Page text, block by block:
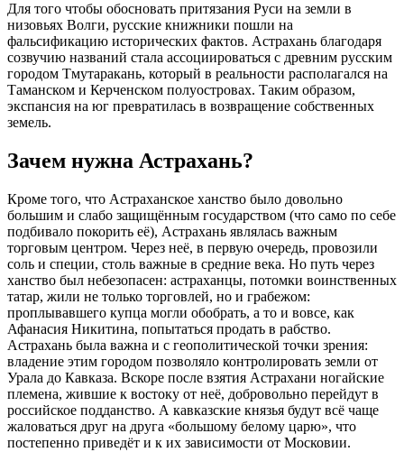
Для того чтобы обосновать притязания Руси на земли в
низовьях Волги, русские книжники пошли на
фальсификацию исторических фактов. Астрахань благодаря
созвучию названий стала ассоциироваться с древним русским
городом Тмутаракань, который в реальности располагался на
Таманском и Керченском полуостровах. Таким образом,
экспансия на юг превратилась в возвращение собственных
земель.
Зачем нужна Астрахань?
Кроме того, что Астраханское ханство было довольно
большим и слабо защищённым государством (что само по себе
подбивало покорить её), Астрахань являлась важным
торговым центром. Через неё, в первую очередь, провозили
соль и специи, столь важные в средние века. Но путь через
ханство был небезопасен: астраханцы, потомки воинственных
татар, жили не только торговлей, но и грабежом:
проплывавшего купца могли обобрать, а то и вовсе, как
Афанасия Никитина, попытаться продать в рабство.
Астрахань была важна и с геополитической точки зрения:
владение этим городом позволяло контролировать земли от
Урала до Кавказа. Вскоре после взятия Астрахани ногайские
племена, жившие к востоку от неё, добровольно перейдут в
российское подданство. А кавказские князья будут всё чаще
жаловаться друг на друга «большому белому царю», что
постепенно приведёт и к их зависимости от Московии.